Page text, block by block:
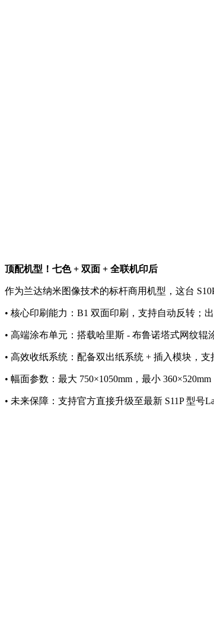
顶配机型！七色 + 双面 + 全联机印后
作为兰达纳米图像技术的标杆商用机型，这台
• 核心印刷能力：B1 双面印刷，支持自动反转；
• 高端涂布单元：搭载哈里斯 - 布鲁诺塔式网纹
• 高效收纸系统：配备双出纸系统 + 插入模块，
• 幅面参数：最大 750×1050mm，最小
• 未来保障：支持官方直接升级至最新 S11P 型号